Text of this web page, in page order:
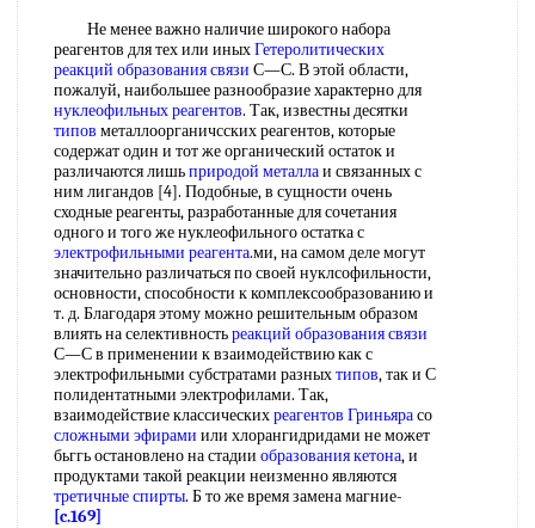
Не менее важно наличие широкого набора
реагентов для тех или иныхГетеролитических
реакций образования связи С—С. В этой области,
пожалуй, наибольшее разнообразие характерно для
нуклеофильных реагентов. Так, известны десятки
типов металлоорганичсских реагентов, которые
содержат один и тот же органический остаток и
различаются лишьприродой металлаи связанных с
ним лигандов [4]. Подобные, в сущности очень
сходные реагенты, разработанные для сочетания
одного и того же нуклеофильного остатка с
электрофильными реагента.ми, на самом деле могут
значительно различаться по своей нуклсофильности,
основности, способности к комплексообразованию и
т. д. Благодаря этому можно решительным образом
влиять на селективностьреакций образования связи
С—С в применении к взаимодействию как с
электрофильными субстратами разныхтипов, так и С
полидентатными электрофилами. Так,
взаимодействие классическихреагентов Гриньярасо
сложными эфирами или хлорангидридами не может
бьггь остановлено на стадии образования кетона, и
продуктами такой реакции неизменно являются
третичные спирты. Б то же время замена магние-
[c.169]